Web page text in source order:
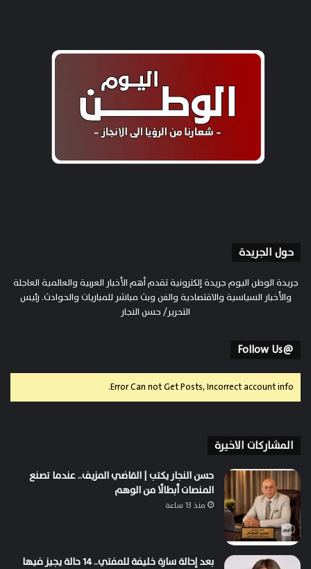
حول الجريدة
جريدة الوطن اليوم جريدة إلكترونية تقدم أهم الأخبار العربية والعالمية العاجلة
والأخبار السياسية والاقتصادية والفن وبث مباشر للمباريات والحوادث. رئيس
التحرير/ حسن النجار
@Follow Us
Error Can not Get Posts, Incorrect account info.
المشاركات الاخيرة
حسن النجار يكتب | القاضي المزيف.. عندما تصنع
المنصات أبطالًا من الوهم
منذ 13 ساعة
بعد إحالة سارة خليفة للمفتي.. 14 حالة يجيز فيها